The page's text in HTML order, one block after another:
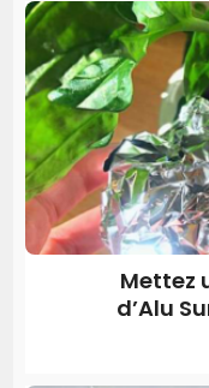
Mettez
d’Alu